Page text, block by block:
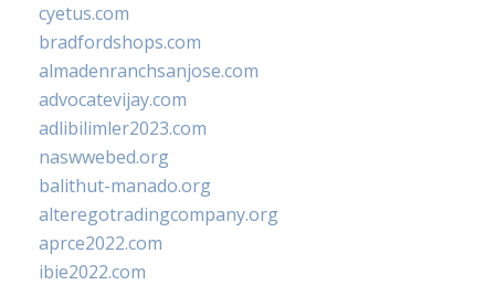
cyetus.com
bradfordshops.com
almadenranchsanjose.com
advocatevijay.com
adlibilimler2023.com
naswwebed.org
balithut-manado.org
alteregotradingcompany.org
aprce2022.com
ibie2022.com